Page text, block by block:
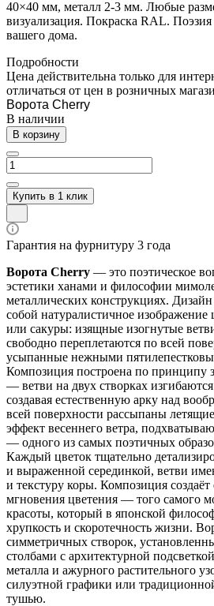
40×40 мм, металл 2-3 мм. Любые
визуализация. Покраска RAL. Поэзия
вашего дома.
Подробности
Цена действительна только для
отличаться от цен в розничных
Ворота Cherry
В наличии
В корзину
Купить в 1 клик
Гарантия на фурнитуру 3 года
Ворота Cherry — это поэтическое
эстетики ханами и философии
металлических конструкциях. Дизайн
собой натуралистичное
или сакуры: изящные изогнутые
свободно переплетаются по всей
усыпанные нежными
Композиция построена по принципу
— ветви на двух створках изгибаются
создавая естественную арку над
всей поверхности рассыпаны
эффект весеннего ветра,
— одного из самых поэтичных
Каждый цветок тщательно
и выраженной серединкой, ветви
и текстуру коры. Композиция
мгновения цветения — того самого
красоты, который в японской
хрупкость и скоротечность жизни.
симметричных створок,
столбами с архитектурной
металла и ажурного растительного
силуэтной графики или
тушью.